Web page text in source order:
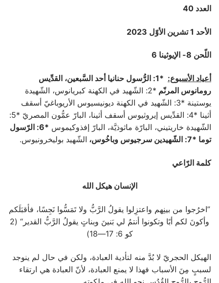
العدد 40
الأحد 1 تشرين الأوّل 2023
اللّحن 8- الإيوثينا 6
أعياد الأسبوع:
*1: الرُّسول حنانيا أحد السَّبعين، القدِّيس
رومانوس المرنّم
*2: الشّهيد في الكهنة كبريانوس، الشّهيدة
يوستينة *3: الشّهيد في الكهنة ديونيسيوس الأريوباغيّ أسقف
أثينا *4: القدِّيس إيروثيوس أسقف أثينا، البارّ عمُّون المصريّ *5:
الشّهيدة خاريتيني، البارّة ماثوذيَّة، البارّ إفذوكيموس
*6: الرّسول
توما *7: الشّهيدين سرجيوس وباخُوس،
الشّهيد بوليخرونيوس.
كلمة الرّاعي
الإنسان هيكل الله
”اخرُجوا من بينِهم واعتزِلوا يقولُ الرَّبُّ ولا تَمَسُّوا نَجِسًا، فأقبَلَكم
وأكونَ لكم أبًا وتكونوا أنتمُ لي بَنينَ وبناتٍ يقولُ الرَّبُّ القدير“ (2
كو 6: 17—18)
الهيكل الحجريّ لا بُدَّ منه لتأدية العبادة، ولكن في حال لم ينوجد
لسببٍ مِنَ الأسباب فهذا لا يمنع العبادة، لأنّ العبادة هي ارتقاء